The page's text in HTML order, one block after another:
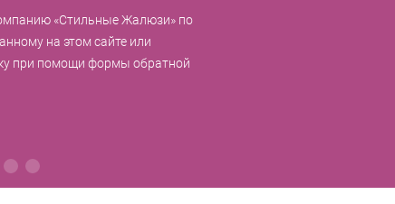
«Стильные Жалюзи» по
на этом сайте или
при помощи формы обратной